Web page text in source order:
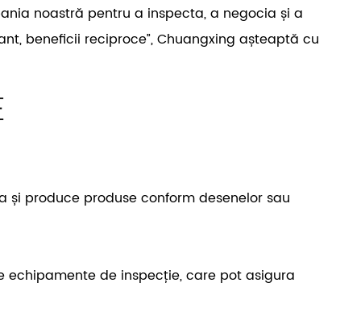
noastră pentru a inspecta, a negocia și a
beneficii reciproce”, Chuangxing așteaptă cu
și produce produse conform desenelor sau
de inspecție, care pot asigura